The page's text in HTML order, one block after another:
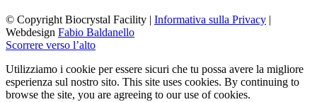
© Copyright Biocrystal Facility | Informativa sulla Privacy |
Webdesign Fabio Baldanello
Scorrere verso l’alto
Utilizziamo i cookie per essere sicuri che tu possa avere la migliore
esperienza sul nostro sito. This site uses cookies. By continuing to
browse the site, you are agreeing to our use of cookies.